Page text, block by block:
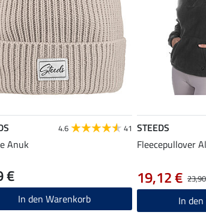
4.6 41
Anuk
€
In den Warenkorb
STEEDS
Fleecepullover
19,12 €
In